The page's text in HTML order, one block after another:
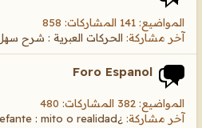
المواضيع: 141 المشاركات: 858
آخر مشاركة: الحركات العبرية : شرح
Foro Espanol
المواضيع: 382 المشاركات: 480
آخر مشاركة: ¿La gente del elefante : mito o realidad?